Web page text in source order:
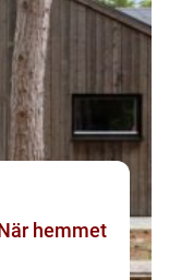
hemmet